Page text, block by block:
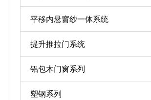
平移内悬窗纱一体系统
提升推拉门系统
铝包木门窗系列
塑钢系列